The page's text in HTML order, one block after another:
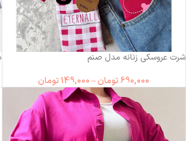
شرت عروسکی زنانه مدل صنم
690,000 تومان–
149,000 تومان